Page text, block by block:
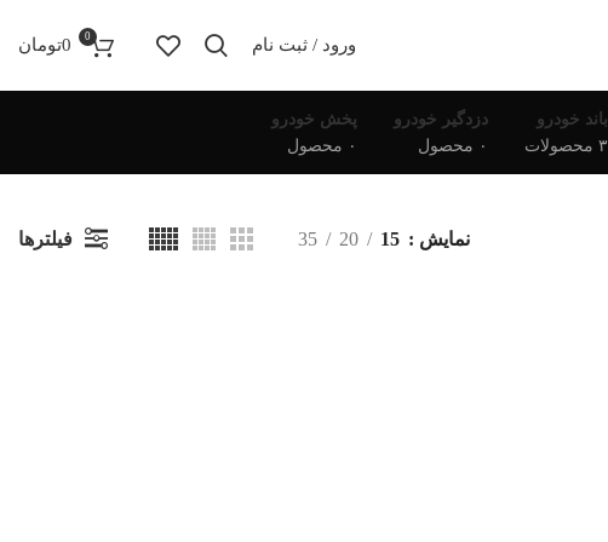
ورود / ثبت نام 0
0تومان
باند خودرو
۳ محصولات
دزدگیر خودرو
۰ محصول
پخش خودرو
۰ محصول
نمایش 15
20
35 فیلترها